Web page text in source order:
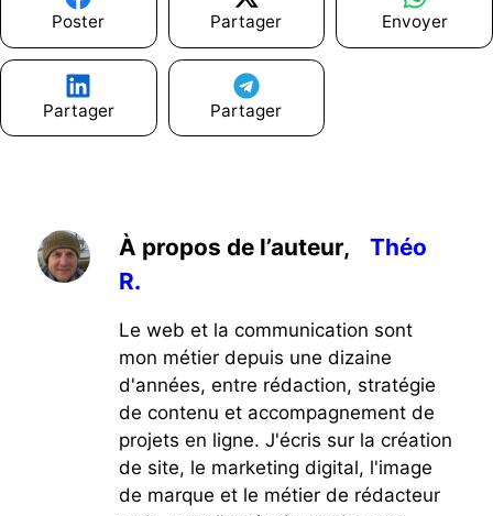
Poster Partager Envoyer
Partager Partager
À propos de l’auteur,
Théo
R.
Le web et la communication sont
mon métier depuis une dizaine
d'années, entre rédaction, stratégie
de contenu et accompagnement de
projets en ligne. J'écris sur la création
de site, le marketing digital, l'image
de marque et le métier de rédacteur